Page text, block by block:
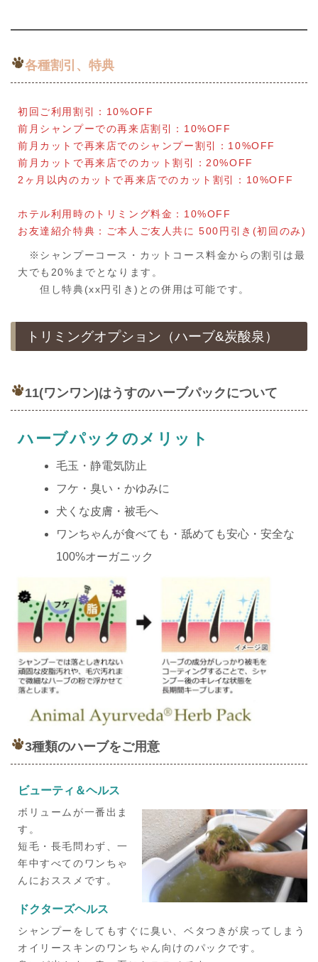
各種割引、特典
初回ご利用割引：10%OFF
前月シャンプーでの再来店割引：10%OFF
前月カットで再来店でのシャンプー割引：10%OFF
前月カットで再来店でのカット割引：20%OFF
2ヶ月以内のカットで再来店でのカット割引：10%OFF
ホテル利用時のトリミング料金：10%OFF
お友達紹介特典：ご本人ご友人共に 500円引き(初回のみ)
​ ※シャンプーコース・カットコース料金からの割引は最
大でも20%までとなります。
但し特典(xx円引き)との併用は可能です。
トリミングオプション（ハーブ&炭酸泉）
11(ワンワン)はうすのハーブパックについて
ハーブパックのメリット
毛玉・静電気防止
フケ・臭い・かゆみに
犬くな皮膚・被毛へ
ワンちゃんが食べても・舐めても安心・安全な
100%オーガニック
3種類のハーブをご用意
ビューティ＆ヘルス
ボリュームが一番出ま
す。
短毛・長毛問わず、一
年中すべてのワンちゃ
んにおススメです。
ドクターズヘルス
シャンプーをしてもすぐに臭い、ベタつきが戻ってしまう
オイリースキンのワンちゃん向けのパックです。